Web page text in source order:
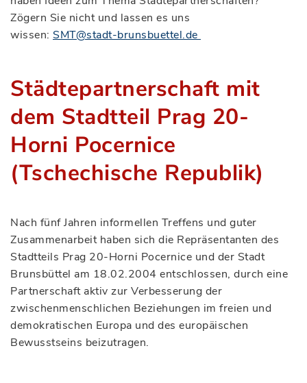
Zögern Sie nicht und lassen es uns
wissen: SMT@stadt-brunsbuettel.de
Städtepartnerschaft mit
dem Stadtteil Prag 20-
Horni Pocernice
(Tschechische Republik)
Nach fünf Jahren informellen Treffens und guter
Zusammenarbeit haben sich die Repräsentanten des
Stadtteils Prag 20-Horni Pocernice und der Stadt
Brunsbüttel am 18.02.2004 entschlossen, durch eine
Partnerschaft aktiv zur Verbesserung der
zwischenmenschlichen Beziehungen im freien und
demokratischen Europa und des europäischen
Bewusstseins beizutragen.